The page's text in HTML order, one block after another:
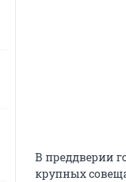
В преддверии
крупных